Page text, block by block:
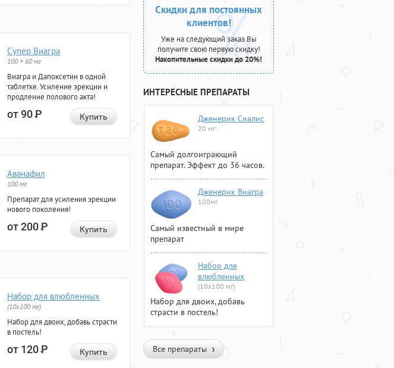
Супер Виагра
100 + 60 мг
Виагра и Дапоксетин в одной
таблетке. Усиление эрекции и
продление полового акта!
от 90Р Купить
Аванафил
100 мг
Препарат для усиления эрекции
нового поколения!
от 200Р Купить
Набор для влюбленных
(10х100 мг)
Набор для двоих, добавь страсти
в постель!
от 120Р Купить
Скидки для постоянных
клиентов!
Уже на следующий заказ Вы
получите свою первую скидку!
Накопительные скидки до 20%!
ИНТЕРЕСНЫЕ ПРЕПАРАТЫ
Дженерик Сиалис
20 мг
Самый долгоиграющий
препарат. Эффект до 36 часов.
Дженерик Виагра
100мг
Самый известный в мире
препарат
Набор для
влюбленных
(10х100 мг)
Набор для двоих, добавь
страсти в постель!
Все препараты